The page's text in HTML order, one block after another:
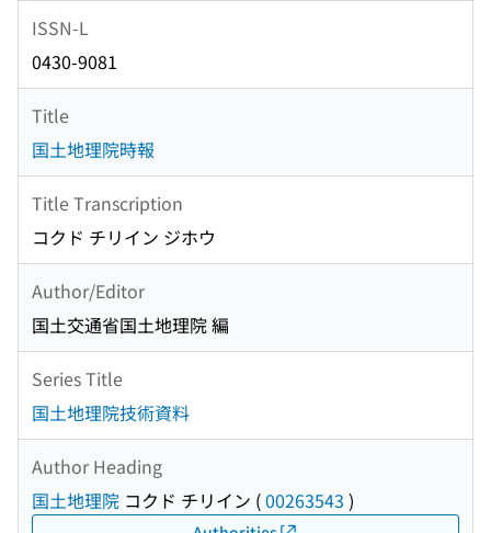
ISSN-L
0430-9081
Title
国土地理院時報
Title Transcription
コクド チリイン ジホウ
Author/Editor
国土交通省国土地理院 編
Series Title
国土地理院技術資料
Author Heading
国土地理院 コクド チリイン (00263543 )